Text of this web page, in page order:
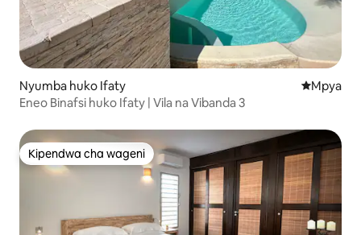
Nyumba huko Ifaty Eneo jipya
Mpya
Eneo Binafsi huko Ifaty | Vila na Vibanda 3
Kipendwa cha wageni
Kipendwa cha wageni